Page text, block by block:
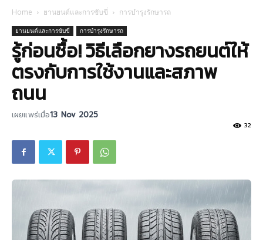
Home ยานยนต์และการขับขี่ การบำรุงรักษารถ
ยานยนต์และการขับขี่ การบำรุงรักษารถ
รู้ก่อนซื้อ! วิธีเลือกยางรถยนต์ให้
ตรงกับการใช้งานและสภาพ
ถนน
เผยแพร่เมื่อ13 Nov 2025
32